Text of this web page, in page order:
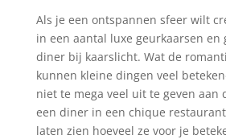
Als je een ontspannen sfeer wilt
in een aantal luxe geurkaarsen en
diner bij kaarslicht. Wat de
kunnen kleine dingen veel
niet te mega veel uit te geven aan
een diner in een chique
laten zien hoeveel ze voor je